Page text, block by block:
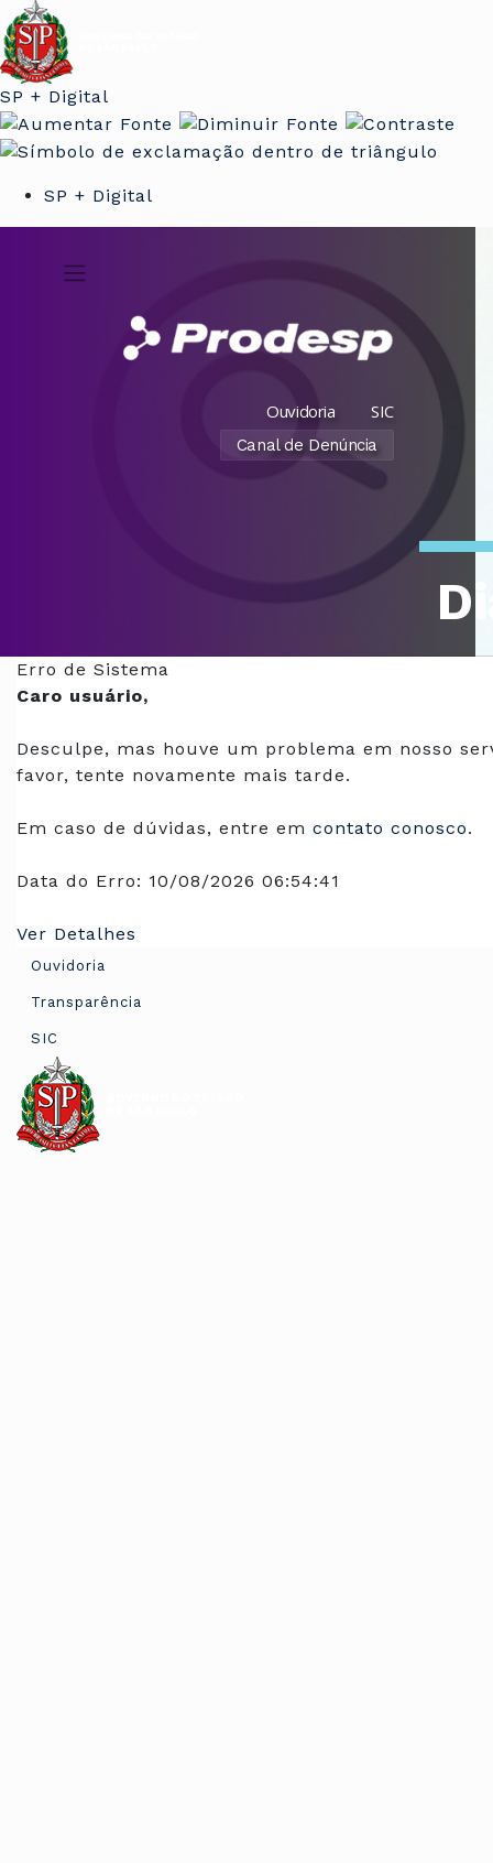
SP + Digital
SP + Digital
Ouvidoria SIC
Canal de Denúncia
Erro de Sistema
Caro usuário,
Desculpe, mas houve um problema em nosso
favor, tente novamente mais tarde.
Em caso de dúvidas, entre em contato conosco.
Data do Erro: 10/08/2026 06:54:41
Ver Detalhes
Ouvidoria
Transparência
SIC